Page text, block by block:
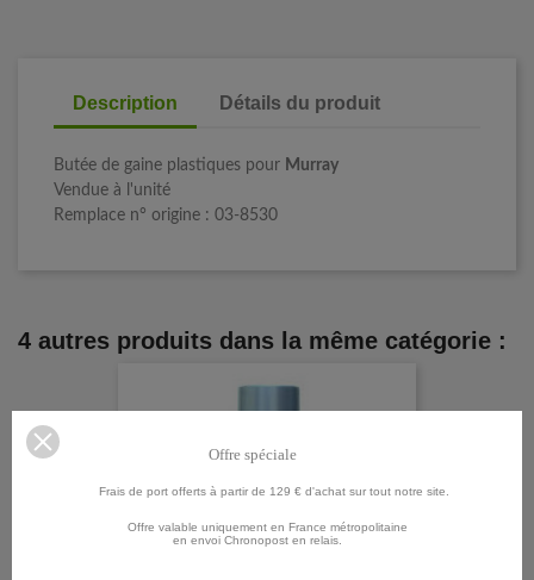
Description Détails du produit
Butée de gaine plastiques pour Murray
Vendue à l'unité
Remplace n° origine : 03-8530
4 autres produits dans la même catégorie :
Offre spéciale
Offre valable uniquement en France métropolitaine
en envoi Chronopost en relais.
Frais de port offerts à partir de 129 € d'achat sur tout notre site.